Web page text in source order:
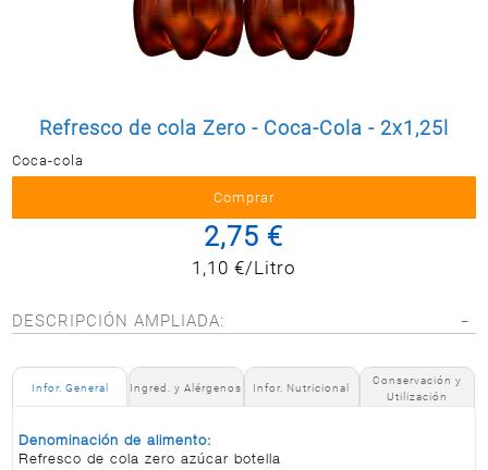
Postal
LIMPIEZARefresco de cola Zero - Coca-Cola - 2x1,25l
Coca-cola
2,75 €
1,10 €/Litro
DESCRIPCIÓN AMPLIADA:
Infor. General Ingred. y Alérgenos Infor. Nutricional
Conservación y
Utilización
Denominación de alimento:
Refresco de cola zero azúcar botella